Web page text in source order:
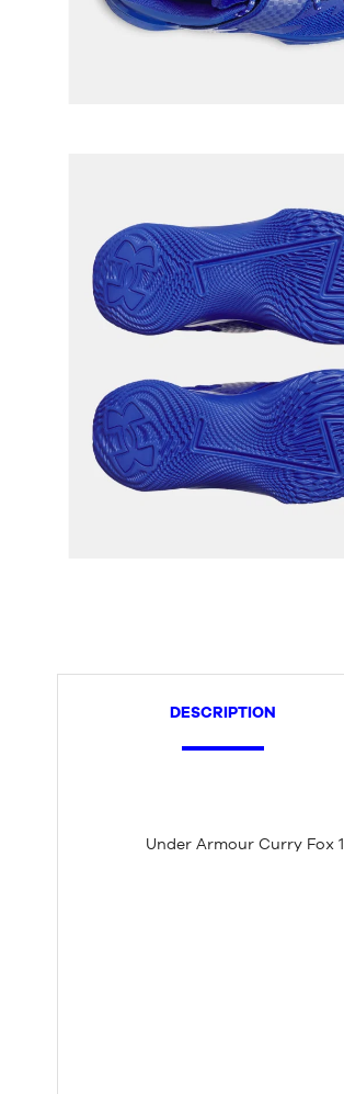
DESCRIPTION
Under Armour Curry Fox